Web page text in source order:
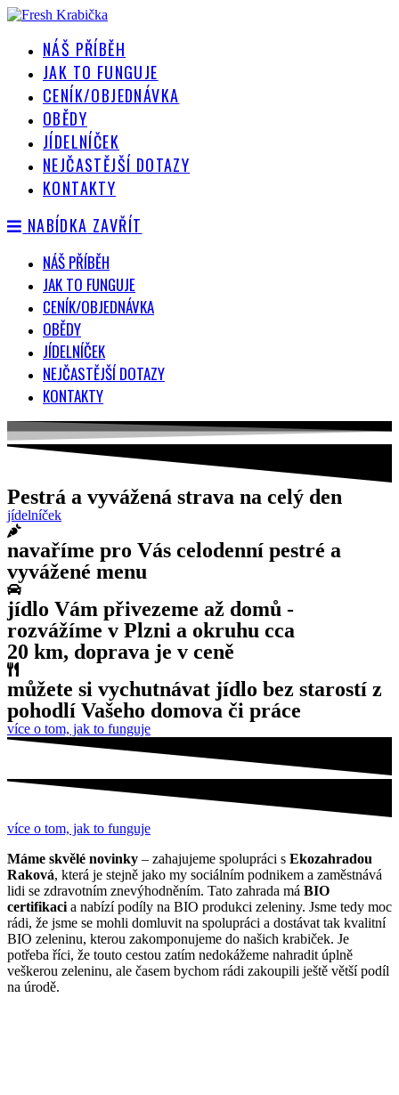
Přejít
obsahuNÁŠ PŘÍBĚH
JAK TO FUNGUJE
CENÍK/OBJEDNÁVKA
OBĚDY
JÍDELNÍČEK
NEJČASTĚJŠÍ DOTAZY
KONTAKTY
NABÍDKA ZAVŘÍT
NÁŠ PŘÍBĚH
JAK TO FUNGUJE
CENÍK/OBJEDNÁVKA
OBĚDY
JÍDELNÍČEK
NEJČASTĚJŠÍ DOTAZY
KONTAKTY
Pestrá a vyvážená strava na celý den
jídelníček
navaříme pro Vás celodenní pestré a
vyvážené menu
jídlo Vám přivezeme až domů -
rozvážíme v Plzni a okruhu cca
20 km, doprava je v ceně
můžete si vychutnávat jídlo bez starostí z
pohodlí Vašeho domova či práce
více o tom, jak to funguje
více o tom, jak to funguje
Máme skvělé novinky – zahajujeme spolupráci s Ekozahradou
Raková, která je stejně jako my sociálním podnikem a zaměstnává
lidi se zdravotním znevýhodněním. Tato zahrada má BIO
certifikaci a nabízí podíly na BIO produkci zeleniny. Jsme tedy moc
rádi, že jsme se mohli domluvit na spolupráci a dostávat tak kvalitní
BIO zeleninu, kterou zakomponujeme do našich krabiček. Je
potřeba říci, že touto cestou zatím nedokážeme nahradit úplně
veškerou zeleninu, ale časem bychom rádi zakoupili ještě větší podíl
na úrodě.